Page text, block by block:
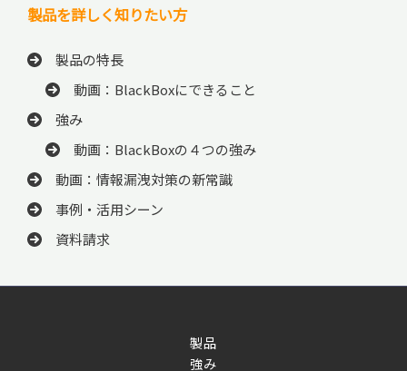
製品を詳しく知りたい方
製品の特長
動画：BlackBoxにできること
強み
動画：BlackBoxの４つの強み
動画：情報漏洩対策の新常識
事例・活用シーン
資料請求
製品
強み